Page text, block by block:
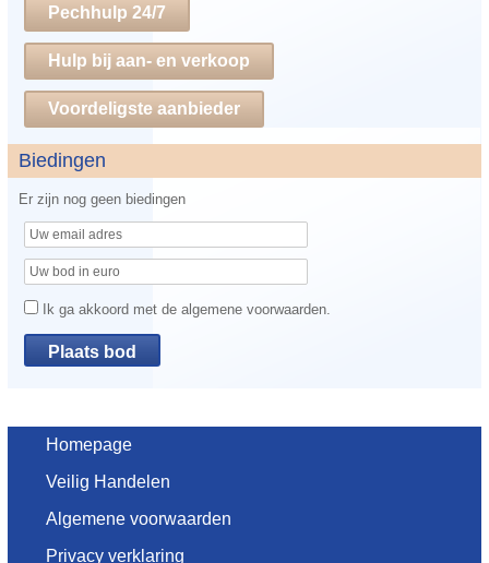
Pechhulp 24/7
Hulp bij aan- en verkoop
Voordeligste aanbieder
Biedingen
Er zijn nog geen biedingen
Ik ga akkoord met de algemene voorwaarden.
Homepage
Veilig Handelen
Algemene voorwaarden
Privacy verklaring